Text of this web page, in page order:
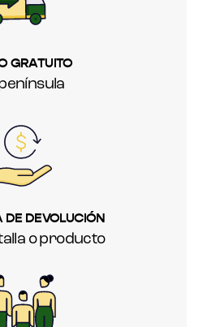
GRATUITO
DEVOLUCIÓN
o producto